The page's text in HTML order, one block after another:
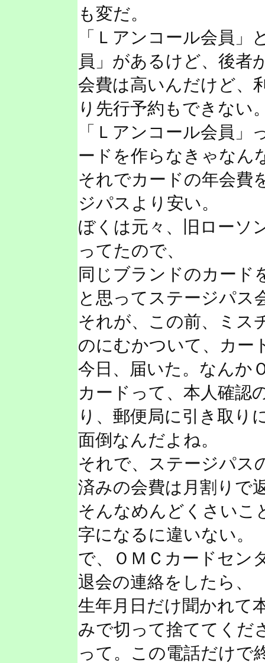
も変だ。
「Ｌアンコール会員
員」があるけど、後者
会費は高いんだけど、
り先行予約もできない
「Ｌアンコール会員
ードを作らなきゃなん
それでカードの年会費
ジパスより安い。
ぼくは元々、旧ローソ
ってたので、
同じブランドのカード
と思ってステージパス
それが、この前、ミス
のにむかついて、カー
今日、届いた。なんか
カードって、本人確認
り、郵便局に引き取り
面倒なんだよね。
それで、ステージパス
済みの会費は月割りで
そんなめんどくさいこ
字になるに違いない。
で、ＯＭＣカードセ
退会の連絡をしたら、
生年月日だけ聞かれて
みで切って捨ててくだ
って。この電話だけで